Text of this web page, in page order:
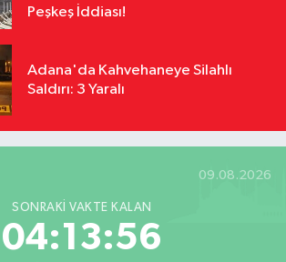
Peşkeş İddiası!
Adana'da Kahvehaneye Silahlı
Saldırı: 3 Yaralı
09.08.2026
SONRAKI VAKTE KALAN
04:13:55